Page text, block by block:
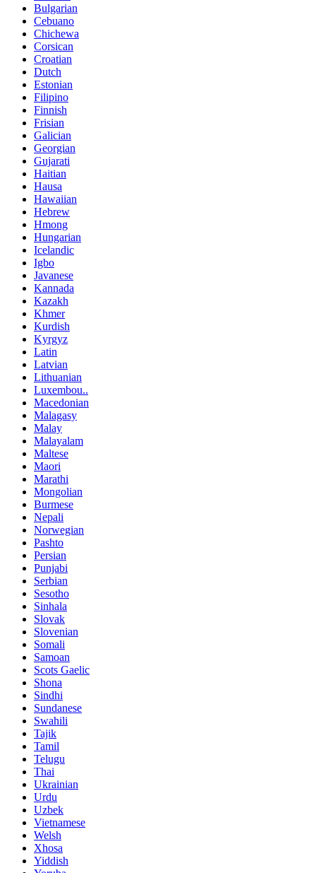
Bulgarian
Cebuano
Chichewa
Corsican
Croatian
Dutch
Estonian
Filipino
Finnish
Frisian
Galician
Georgian
Gujarati
Haitian
Hausa
Hawaiian
Hebrew
Hmong
Hungarian
Icelandic
Igbo
Javanese
Kannada
Kazakh
Khmer
Kurdish
Kyrgyz
Latin
Latvian
Lithuanian
Luxembou..
Macedonian
Malagasy
Malay
Malayalam
Maltese
Maori
Marathi
Mongolian
Burmese
Nepali
Norwegian
Pashto
Persian
Punjabi
Serbian
Sesotho
Sinhala
Slovak
Slovenian
Somali
Samoan
Scots Gaelic
Shona
Sindhi
Sundanese
Swahili
Tajik
Tamil
Telugu
Thai
Ukrainian
Urdu
Uzbek
Vietnamese
Welsh
Xhosa
Yiddish